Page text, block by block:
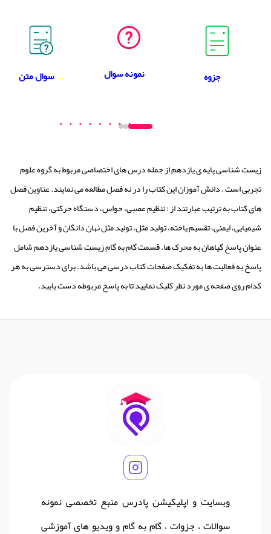
جزوه نمونه سوال سوال متن
زیست شناسی پایه ی یازدهم از جمله درس های اختصاصی مربوط به گروه علوم
تجربی است . دانش آموزان این کتاب را در نه فصل مطالعه می نمایند. عناوین فصل
های کتاب به ترتیب عبارتند از : تنظیم عصبی، حواس، دستگاه حرکتی، تنظیم
شیمیایی، ایمنی، تقسیم یاخته، تولید مثل، تولید مثل نهان دانگان و آخرین فصل با
عنوان پاسخ گیاهان به محرک ها. قسمت گام به گام زیست شناسی یازدهم شامل
پاسخ به فعالیت ها به تفکیک صفحات کتاب درسی می باشد. برای دسترسی به هر
کدام روی صفحه ی مورد نظر کلیک نمایید تا به پاسخ مربوطه دست یابید.
وبسایت و اپلیکیشن پادرس منبع تخصصی نمونه
سوالات ، جزوات ، گام به گام و ویدیو های آموزشی